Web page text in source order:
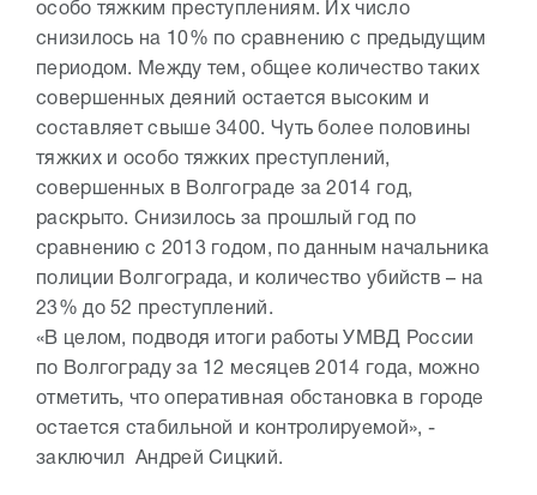
особо тяжким преступлениям. Их число
снизилось на 10% по сравнению с предыдущим
периодом. Между тем, общее количество таких
совершенных деяний остается высоким и
составляет свыше 3400. Чуть более половины
тяжких и особо тяжких преступлений,
совершенных в Волгограде за 2014 год,
раскрыто. Снизилось за прошлый год по
сравнению с 2013 годом, по данным начальника
полиции Волгограда, и количество убийств – на
23% до 52 преступлений.
«В целом, подводя итоги работы УМВД России
по Волгограду за 12 месяцев 2014 года, можно
отметить, что оперативная обстановка в городе
остается стабильной и контролируемой», -
заключил Андрей Сицкий.